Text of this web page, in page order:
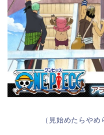
（見始めたらや